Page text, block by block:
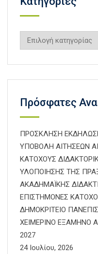
Kατηγορίες
Πρόσφατες
ΠΡΟΣΚΛΗΣΗ
ΥΠΟΒΟΛΗ ΑΙΤΗΣΕΩΝ
ΚΑΤΟΧΟΥΣ
ΥΛΟΠΟΙΗΣΗΣ ΤΗΣ
ΑΚΑΔΗΜΑΪΚΗΣ
ΕΠΙΣΤΗΜΟΝΕΣ
ΔΗΜΟΚΡΙΤΕΙΟ
ΧΕΙΜΕΡΙΝΟ ΕΞΑΜΗΝΟ
2027
24 Ιουλίου, 2026